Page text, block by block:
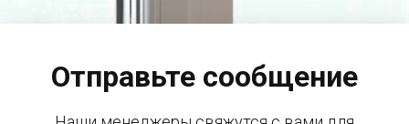
Отправьте сообщение